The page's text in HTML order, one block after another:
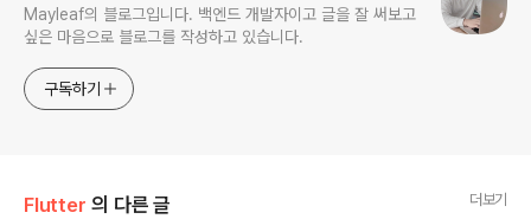
Mayleaf의 블로그입니다. 백엔드 개발자이고 글을 잘 써보고
싶은 마음으로 블로그를 작성하고 있습니다.
구독하기
Flutter 의 다른 글 더보기